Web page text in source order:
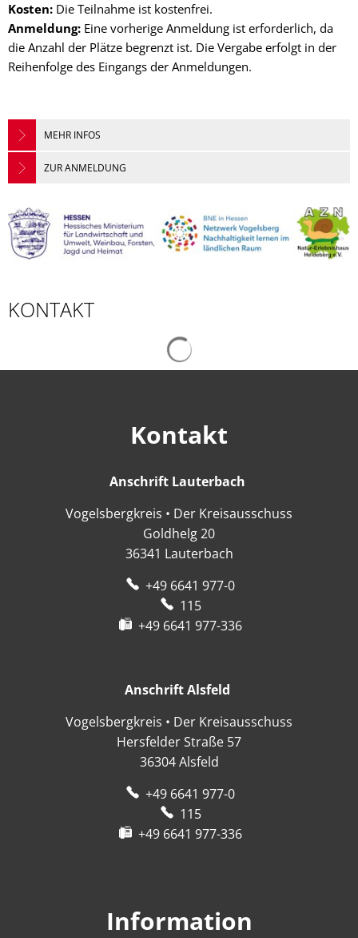
Kosten: Die Teilnahme ist kostenfrei.
Anmeldung: Eine vorherige Anmeldung ist erforderlich, da
die Anzahl der Plätze begrenzt ist. Die Vergabe erfolgt in der
Reihenfolge des Eingangs der Anmeldungen.
MEHR INFOS
ZUR ANMELDUNG
KONTAKT
Kontakt
Anschrift Lauterbach
Vogelsbergkreis • Der Kreisausschuss
Goldhelg 20
36341 Lauterbach
+49 6641 977-0
115
+49 6641 977-336
Anschrift Alsfeld
Vogelsbergkreis • Der Kreisausschuss
Hersfelder Straße 57
36304 Alsfeld
+49 6641 977-0
115
+49 6641 977-336
Information